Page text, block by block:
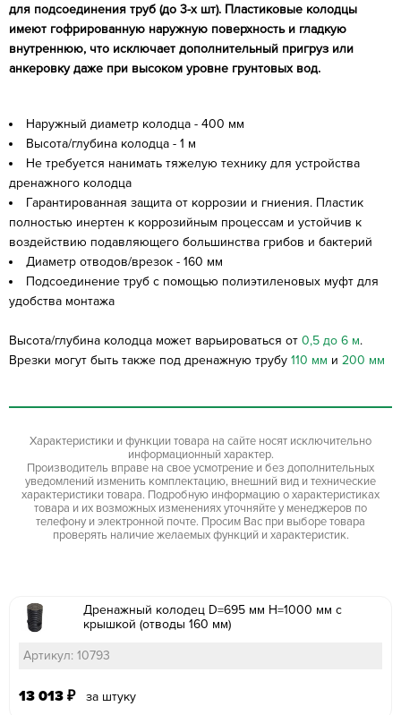
для подсоединения труб (до 3-х шт). Пластиковые колодцы
имеют гофрированную наружную поверхность и гладкую
внутреннюю, что исключает дополнительный пригруз или
анкеровку даже при высоком уровне грунтовых вод.
Наружный диаметр колодца - 400 мм
Высота/глубина колодца - 1 м
Не требуется нанимать тяжелую технику для устройства
дренажного колодца
Гарантированная защита от коррозии и гниения. Пластик
полностью инертен к коррозийным процессам и устойчив к
воздействию подавляющего большинства грибов и бактерий
Диаметр отводов/врезок - 160 мм
Подсоединение труб с помощью полиэтиленовых муфт для
удобства монтажа
Высота/глубина колодца может варьироваться от 0,5 до 6 м.
Врезки могут быть также под дренажную трубу 110 мм и 200 мм
Характеристики и функции товара на сайте носят исключительно
информационный характер.
Производитель вправе на свое усмотрение и без дополнительных
уведомлений изменить комплектацию, внешний вид и технические
характеристики товара. Подробную информацию о характеристиках
товара и их возможных изменениях уточняйте у менеджеров по
телефону и электронной почте. Просим Вас при выборе товара
проверять наличие желаемых функций и характеристик.
Дренажный колодец D=695 мм H=1000 мм с
крышкой (отводы 160 мм)
Артикул: 10793
13 013 ₽ за штуку